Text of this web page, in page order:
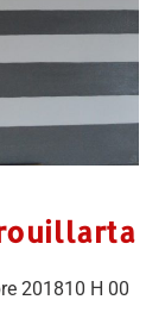
201810 H 00